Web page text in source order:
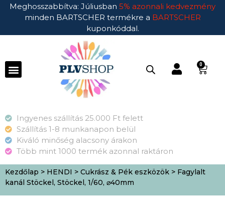
Meghosszabbítva: Júliusban 5% azonnali kedvezmény
minden BARTSCHER termékre a BARTSCHER
kuponkóddal.
0
Ingyenes szállítás 25.000 Ft felett
Szállítás 1-8 munkanapon belül
Kiváló minőség alacsony árakon
Több mint 1000 termék azonnal raktáron
Kezdőlap > HENDI > Cukrász & Pék eszközök > Fagylalt
kanál Stöckel, Stöckel, 1/60, ⌀40mm